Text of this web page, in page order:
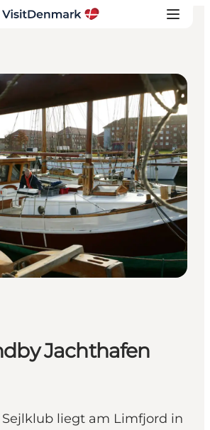
Jachthafen
liegt am Limfjord in